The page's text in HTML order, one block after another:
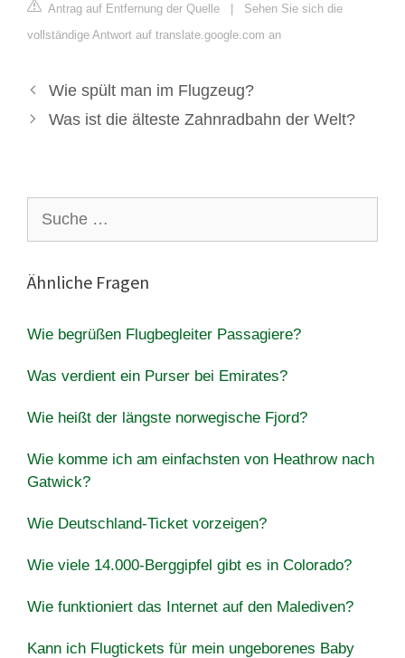
Antrag auf Entfernung der Quelle | Sehen Sie sich die
vollständige Antwort auf translate.google.com an
Wie spült man im Flugzeug?
Was ist die älteste Zahnradbahn der Welt?
nach:
Ähnliche Fragen
Wie begrüßen Flugbegleiter Passagiere?
Was verdient ein Purser bei Emirates?
Wie heißt der längste norwegische Fjord?
Wie komme ich am einfachsten von Heathrow nach
Gatwick?
Wie Deutschland-Ticket vorzeigen?
Wie viele 14.000-Berggipfel gibt es in Colorado?
Wie funktioniert das Internet auf den Malediven?
Kann ich Flugtickets für mein ungeborenes Baby